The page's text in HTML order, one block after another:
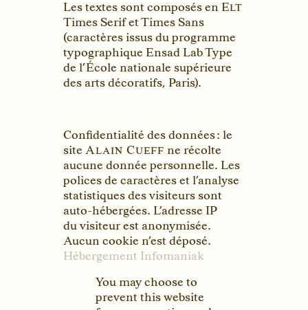
auto-hébergées. L’adresseIP
du visiteur est anonymisée.
Aucun cookie n’est déposé.
Hébergement Infomaniak
You may choose to
prevent this website
from aggregating and
prevent the owner
from learning from
your actions and
experience for you
and other users.
You are not
opted out. Uncheck
this box to opt-out.